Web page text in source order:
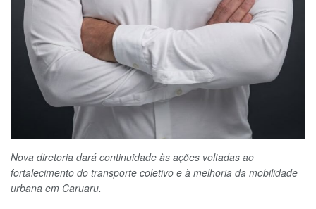
Nova diretoria dará continuidade às ações voltadas ao
fortalecimento do transporte coletivo e à melhoria da mobilidade
urbana em Caruaru.